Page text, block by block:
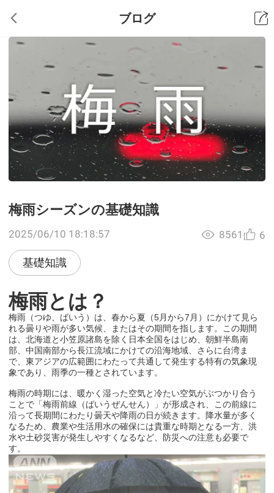
ブログ
梅雨シーズンの基礎知識
2025/06/10 18:18:57
基礎知識
8561 6
梅雨とは？
梅雨（つゆ、ばいう）は、春から夏（5月から7 月）にかけて見ら
れる曇りや雨が多い気候、またはその期間を指します。この期間
は、北海道と小笠原諸島を除く日本全国をはじめ、朝鮮半島南
部、中国南部から長江流域にかけての沿海地域、さらに台湾ま
で、東アジアの広範囲にわたって共通して発生する特有の気象現
象であり、雨季の一種とされています。
梅雨の時期には、暖かく湿った空気と冷たい空気がぶつかり合う
ことで「梅雨前線（ばいうぜんせん）」が形成され、この前線に
沿って長期間にわたり曇天や降雨の日が続きます。降水量が多く
なるため、農業や生活用水の確保には貴重な時期となる一方、洪
水や土砂災害が発生しやすくなるなど、防災への注意も必要で
す。